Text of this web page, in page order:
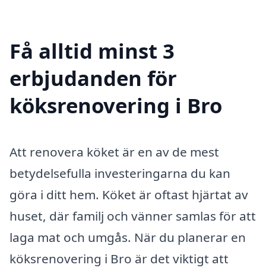
Få alltid minst 3
erbjudanden för
köksrenovering i Bro
Att renovera köket är en av de mest
betydelsefulla investeringarna du kan
göra i ditt hem. Köket är oftast hjärtat av
huset, där familj och vänner samlas för att
laga mat och umgås. När du planerar en
köksrenovering i Bro är det viktigt att